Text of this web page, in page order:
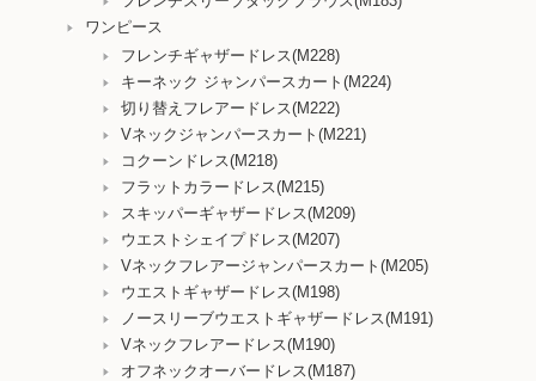
ワンピース
フレンチギャザードレス(M228)
キーネック ジャンパースカート(M224)
切り替えフレアードレス(M222)
Vネックジャンパースカート(M221)
コクーンドレス(M218)
フラットカラードレス(M215)
スキッパーギャザードレス(M209)
ウエストシェイプドレス(M207)
Vネックフレアージャンパースカート(M205)
ウエストギャザードレス(M198)
ノースリーブウエストギャザードレス(M191)
Vネックフレアードレス(M190)
オフネックオーバードレス(M187)